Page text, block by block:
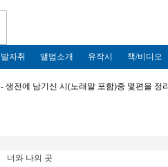
발자취 앨범소개 유작시 책/비디오
- 생전에 남기신 시(노래말 포함)중 몇편을 정
너와 나의 곳